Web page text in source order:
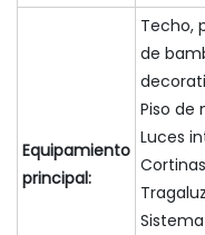
Equipamiento
principal:
Techo,
de
Piso de
Luces